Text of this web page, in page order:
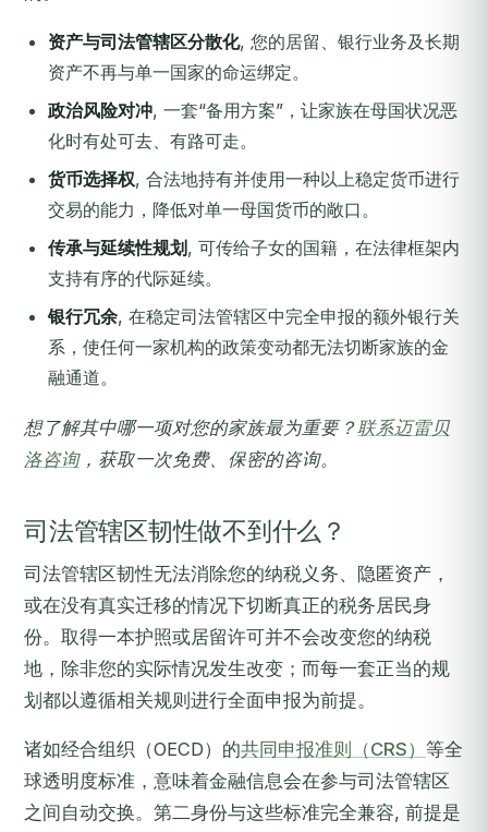
资产与司法管辖区分散化, 您的居留、银行业务及长期
资产不再与单一国家的命运绑定。
政治风险对冲, 一套“备用方案”，让家族在母国状况恶
化时有处可去、有路可走。
货币选择权, 合法地持有并使用一种以上稳定货币进行
交易的能力，降低对单一母国货币的敞口。
传承与延续性规划 , 可传给子女的国籍，在法律框架内
支持有序的代际延续。
银行冗余, 在稳定司法管辖区中完全申报的额外银行关
系，使任何一家机构的政策变动都无法切断家族的金
融通道。
想了解其中哪一项对您的家族最为重要？联系迈雷贝
洛咨询，获取一次免费、保密的咨询。
司法管辖区韧性做不到什么？
司法管辖区韧性无法消除您的纳税义务、隐匿资产，
或在没有真实迁移的情况下切断真正的税务居民身
份。取得一本护照或居留许可并不会改变您的纳税
地，除非您的实际情况发生改变；而每一套正当的规
划都以遵循相关规则进行全面申报为前提。
诸如经合组织（OECD）的共同申报准则（CRS） 等全
球透明度标准，意味着金融信息会在参与司法管辖区
之间自动交换。第二身份与这些标准完全兼容, 前提是